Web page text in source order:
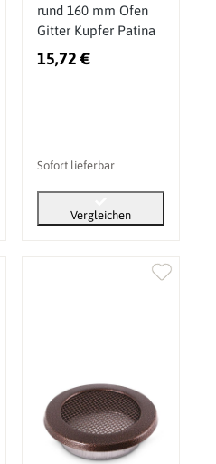
rund 160 mm Ofen
Gitter Kupfer Patina
15,72 €
Sofort lieferbar
Vergleichen